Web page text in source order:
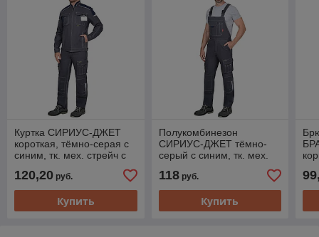
Куртка СИРИУС-ДЖЕТ
короткая, тёмно-серая с
синим, тк. мех. стрейч с
120,20 руб.
Купить
Полукомбинезон
СИРИУС-ДЖЕТ тёмно-
серый с синим, тк. мех.
118руб.
Купить